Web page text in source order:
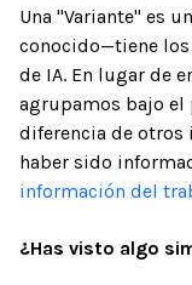
Una "Variante" es
conocido—tiene los
de IA. En lugar de
agrupamos bajo
diferencia de otros
haber sido
información del
¿Has visto algo